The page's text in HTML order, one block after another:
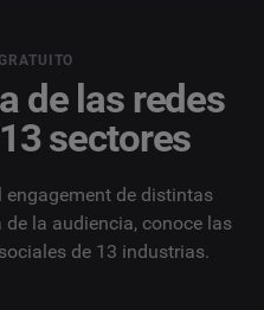
de las redes
sectores
engagement de distintas
la audiencia, conoce las
de 13 industrias.